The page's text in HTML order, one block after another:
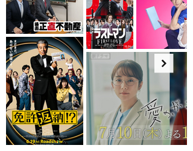
創りあげていきましょう。
カジュアルからフォーマルまで取り扱うスタイルも幅広く、
一般的なテーラーでは難しい細やかなデザインのカスタマイズ
にも柔軟に対応いたします。
業界最速7日で仕上がる、スピーディーなオーダー
「来週のプレゼンで着るスーツが必要なんだけど…」「急遽決
まった来週のイベントで着たい」そんなお客様に【７デイズオ
ーダー】でスーツとシャツ、ネクタイを業界最速7日でお渡し
可能。
クオリティは通常オーダーと同じ。スタッフと工場様との協力
で実現する【７デイズオーダー】大切なプレゼンやイベントに
も間に合います。
安心の価格と品質
TAGARUで取り扱うアイテムは安定と安心の国内縫製です。
お客様の理想をカタチにするために、最適な工場と製法を組み